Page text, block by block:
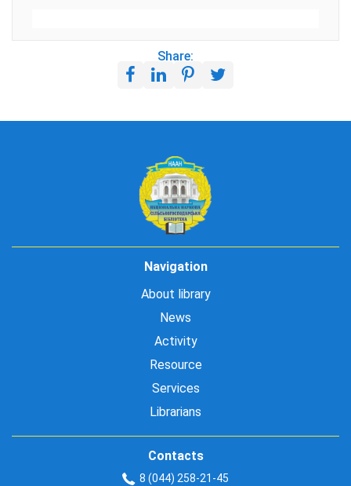
Share:
Navigation
About library
News
Activity
Resource
Services
Librarians
Contacts
8 (044) 258-21-45